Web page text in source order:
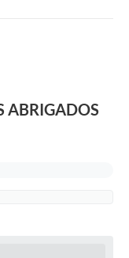
ABRIGADOS